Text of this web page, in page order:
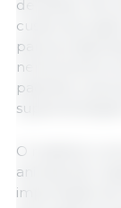
de peixe). No
custos da
para as
nenhuma
padrões
O relatório
animais de
importação de